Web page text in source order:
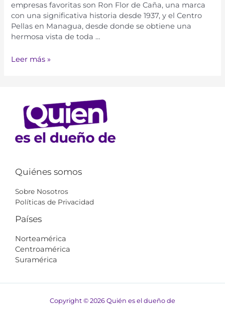
empresas favoritas son Ron Flor de Caña, una marca
con una significativa historia desde 1937, y el Centro
Pellas en Managua, desde donde se obtiene una
hermosa vista de toda …
Leer más »
Quiénes somos
Sobre Nosotros
Políticas de Privacidad
Países
Norteamérica
Centroamérica
Suramérica​​
Copyright © 2026 Quién es el dueño de